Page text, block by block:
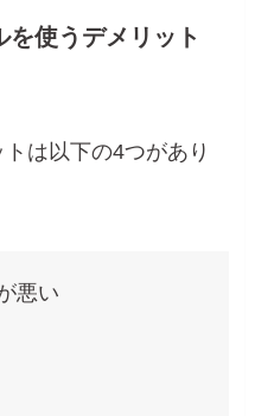
を使うデメリット
は以下の4つがあり
悪い